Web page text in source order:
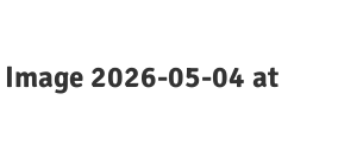
2026-05-04 at